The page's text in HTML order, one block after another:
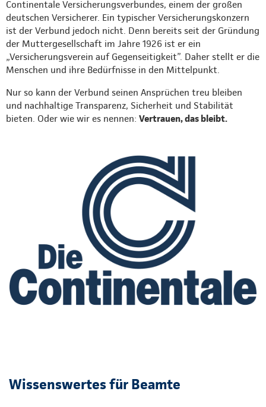
Continentale Versicherungsverbundes, einem der großen
deutschen Versicherer. Ein typischer Versicherungskonzern
ist der Verbund jedoch nicht. Denn bereits seit der Gründung
der Muttergesellschaft im Jahre 1926 ist er ein
„Versicherungsverein auf Gegenseitigkeit”. Daher stellt er die
Menschen und ihre Bedürfnisse in den Mittelpunkt.
Nur so kann der Verbund seinen Ansprüchen treu bleiben
und nachhaltige Transparenz, Sicherheit und Stabilität
bieten. Oder wie wir es nennen: Vertrauen, das bleibt.
Wissenswertes für Beamte